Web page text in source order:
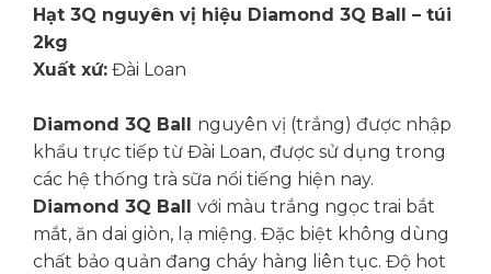
Hạt 3Q nguyên vị hiệu Diamond 3Q Ball – túi
2kg
Xuất xứ:Đài Loan
Diamond 3Q Ball nguyên vị (trắng) được nhập
khẩu trực tiếp từ Đài Loan, được sử dụng trong
các hệ thống trà sữa nổi tiếng hiện nay.
Diamond 3Q Ball với màu trắng ngọc trai bắt
mắt, ăn dai giòn, lạ miệng. Đặc biệt không dùng
chất bảo quản đang cháy hàng liên tục. Độ hot